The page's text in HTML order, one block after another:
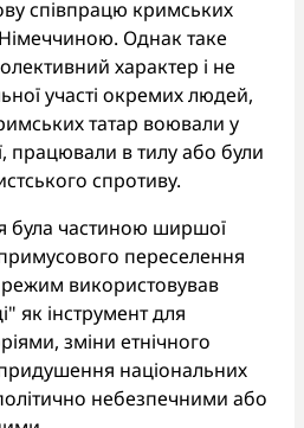
співпрацю кримських
Однак таке
характер і не
участі окремих людей,
татар воювали у
працювали в тилу або були
спротиву.
була частиною ширшої
примусового переселення
використовував
як інструмент для
зміни етнічного
національних
небезпечними або